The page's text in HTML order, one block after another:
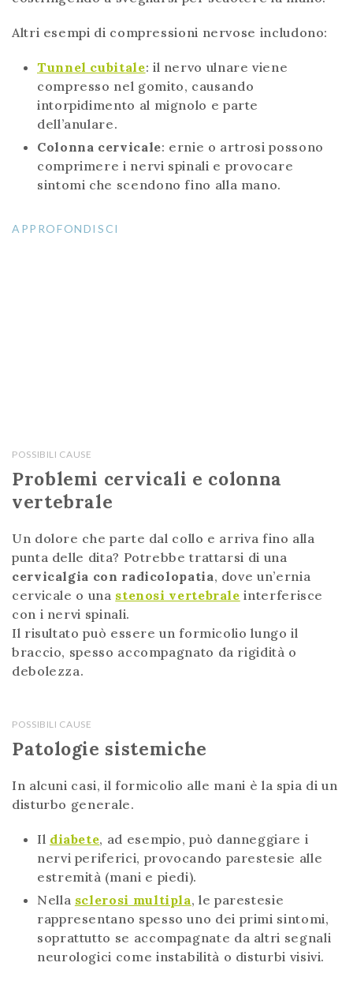
Altri esempi di compressioni nervose includono:
Tunnel cubitale: il nervo ulnare viene
compresso nel gomito, causando
intorpidimento al mignolo e parte
dell’anulare.
Colonna cervicale: ernie o artrosi possono
comprimere i nervi spinali e provocare
sintomi che scendono fino alla mano.
APPROFONDISCI
POSSIBILI CAUSE
Problemi cervicali e colonna
vertebrale
Un dolore che parte dal collo e arriva fino alla
punta delle dita? Potrebbe trattarsi di una
cervicalgia con radicolopatia, dove un’ernia
cervicale o una stenosi vertebrale interferisce
con i nervi spinali.
Il risultato può essere un formicolio lungo il
braccio, spesso accompagnato da rigidità o
debolezza.
POSSIBILI CAUSE
Patologie sistemiche
In alcuni casi, il formicolio alle mani è la spia di un
disturbo generale.
Il diabete, ad esempio, può danneggiare i
nervi periferici, provocando parestesie alle
estremità (mani e piedi).
Nella sclerosi multipla, le parestesie
rappresentano spesso uno dei primi sintomi,
soprattutto se accompagnate da altri segnali
neurologici come instabilità o disturbi visivi.